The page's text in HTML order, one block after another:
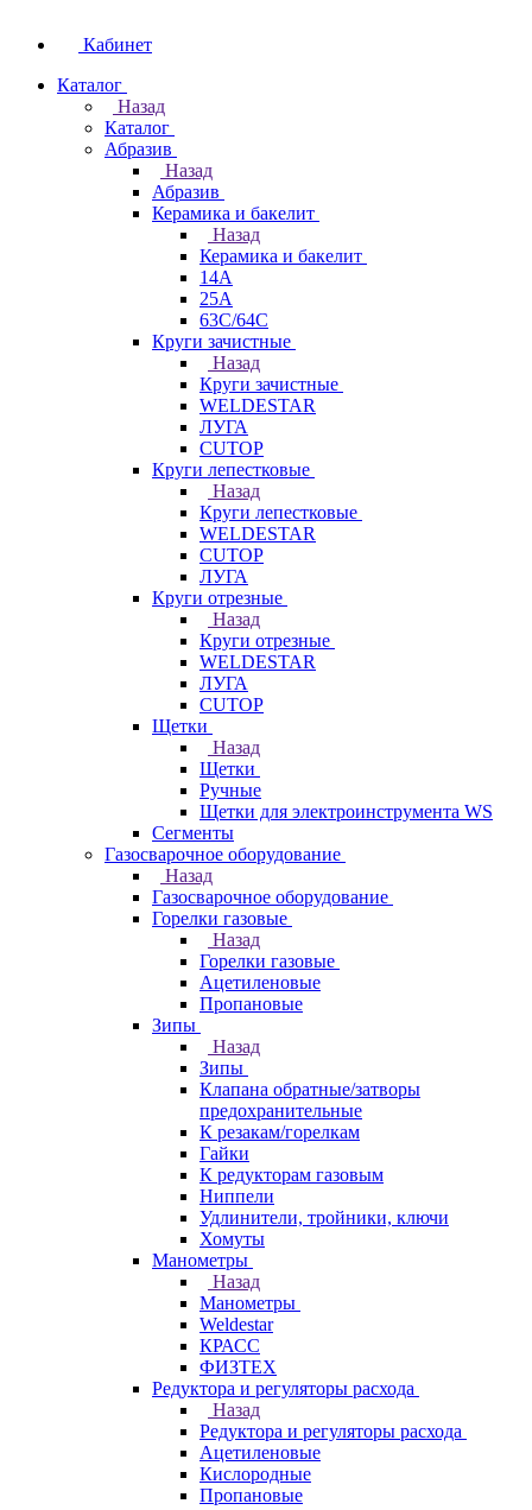
Кабинет
Каталог
Назад
Каталог
Абразив
Назад
Абразив
Керамика и бакелит
Назад
Керамика и бакелит
14А
25А
63С/64С
Круги зачистные
Назад
Круги зачистные
WELDESTAR
ЛУГА
CUTOP
Круги лепестковые
Назад
Круги лепестковые
WELDESTAR
CUTOP
ЛУГА
Круги отрезные
Назад
Круги отрезные
WELDESTAR
ЛУГА
CUTOP
Щетки
Назад
Щетки
Ручные
Щетки для электроинструмента WS
Сегменты
Газосварочное оборудование
Назад
Газосварочное оборудование
Горелки газовые
Назад
Горелки газовые
Ацетиленовые
Пропановые
Зипы
Назад
Зипы
Клапана обратные/затворы
предохранительные
К резакам/горелкам
Гайки
К редукторам газовым
Ниппели
Удлинители, тройники, ключи
Хомуты
Манометры
Назад
Манометры
Weldestar
КРАСС
ФИЗТЕХ
Редуктора и регуляторы расхода
Назад
Редуктора и регуляторы расхода
Ацетиленовые
Кислородные
Пропановые